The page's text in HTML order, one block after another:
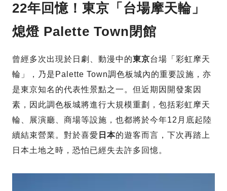
22年回憶！東京「台場摩天輪」
熄燈 Palette Town閉館
曾經多次出現於日劇、動漫中的東京台場「彩虹摩天
輪」，乃是Palette Town調色板城內的重要設施，亦
是東京知名的代表性景點之一。但近期因開發案因
素，因此調色板城將進行大規模重劃，包括彩虹摩天
輪、展演廳、商場等設施，也都將於今年12月底起陸
續結束營業。對於喜愛 日本的遊客而言，下次再踏上
日本土地之時，恐怕已經失去許多回憶。